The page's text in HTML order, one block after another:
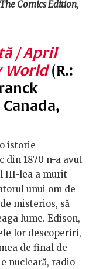
Comics Edition,
/ April
World (R.:
istorie
din 1870 n-a avut
III-lea a murit
unui om de
misterios, să
lume. Edison,
lor descoperiri,
de final de
nucleară, radio